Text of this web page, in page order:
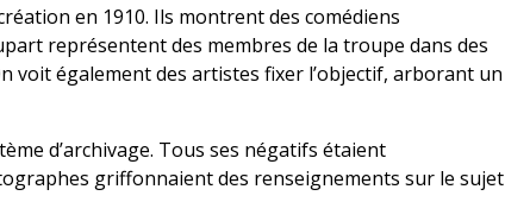
en 1910. Ils montrent des comédiens
représentent des membres de la troupe dans des
voit également des artistes fixer l’objectif, arborant un
d’archivage. Tous ses négatifs étaient
griffonnaient des renseignements sur le sujet